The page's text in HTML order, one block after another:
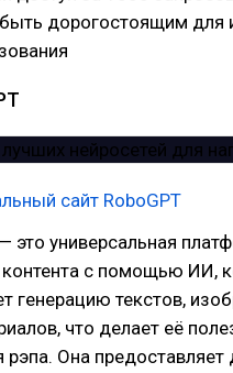
дорогостоящим для
сайт RoboGPT
это универсальная
с помощью ИИ,
генерацию текстов,
что делает её
рэпа. Она предоставляет